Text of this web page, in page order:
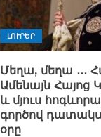
ԼՈՒՐԵՐ
Մեղա, մեղա ․․․
Ամենայն Հայոց
և մյուս
գործով
օրը